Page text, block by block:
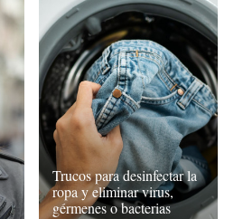
Trucos para desinfectar la
ropa y eliminar virus,
gérmenes o bacterias